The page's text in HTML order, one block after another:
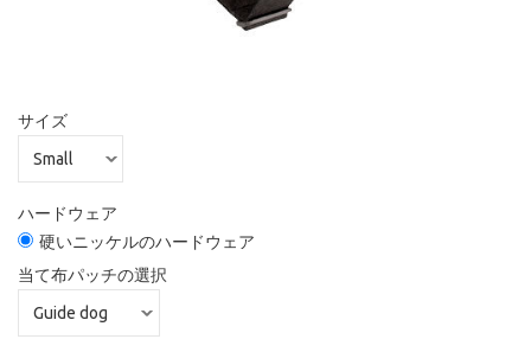
サイズ
ハードウェア
硬いニッケルのハードウェア
当て布パッチの選択